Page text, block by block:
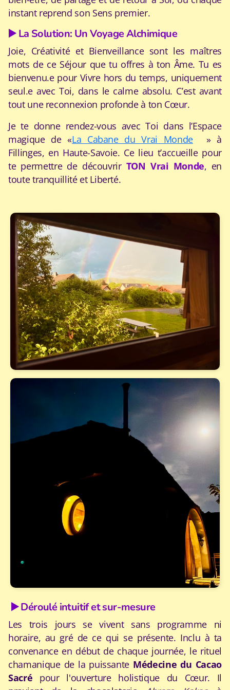
instant reprend son Sens premier.
▶️ La Solution: Un Voyage Alchimique
Joie, Créativité et Bienveillance sont les maîtres
mots de ce Séjour que tu offres à ton Âme. Tu es
bienvenu.e pour Vivre hors du temps, uniquement
seul.e avec Toi, dans le calme absolu. C’est avant
tout une reconnexion profonde à ton Cœur.
Je te donne rendez-vous avec Toi dans l’Espace
magique de «La Cabane du Vrai Monde
» à
Fillinges, en Haute-Savoie. Ce lieu t’accueille pour
te permettre de découvrir TON Vrai Monde, en
toute tranquillité et Liberté.
▶️ Déroulé intuitif et sur-mesure
Les trois jours se vivent sans programme ni
horaire, au gré de ce qui se présente. Inclu à ta
convenance en début de chaque journée, le rituel
chamanique de la puissante Médecine du Cacao
Sacré pour l'ouverture holistique du Cœur. Il